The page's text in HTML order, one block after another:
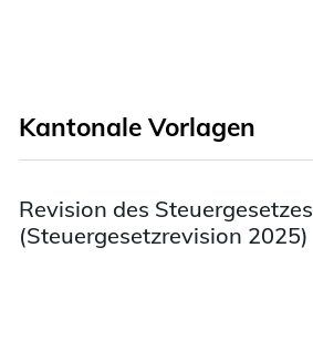
Kantonale Vorlagen
Revision des Steuergesetzes
(Steuergesetzrevision 2025)